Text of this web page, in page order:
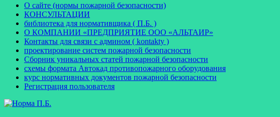
О сайте (нормы пожарной безопасности)
КОНСУЛЬТАЦИИ
библиотека для нормативщика ( П.Б. )
О КОМПАНИИ «ПРЕДПРИЯТИЕ ООО «АЛЬТАИР»
Контакты для связи с админом ( kontakty )
проектирование систем пожарной безопасности
Сборник уникальных статей пожарной безопасности
схемы формата Автокад противопожарного оборудования
курс нормативных документов пожарной безопасности
Регистрация пользователя